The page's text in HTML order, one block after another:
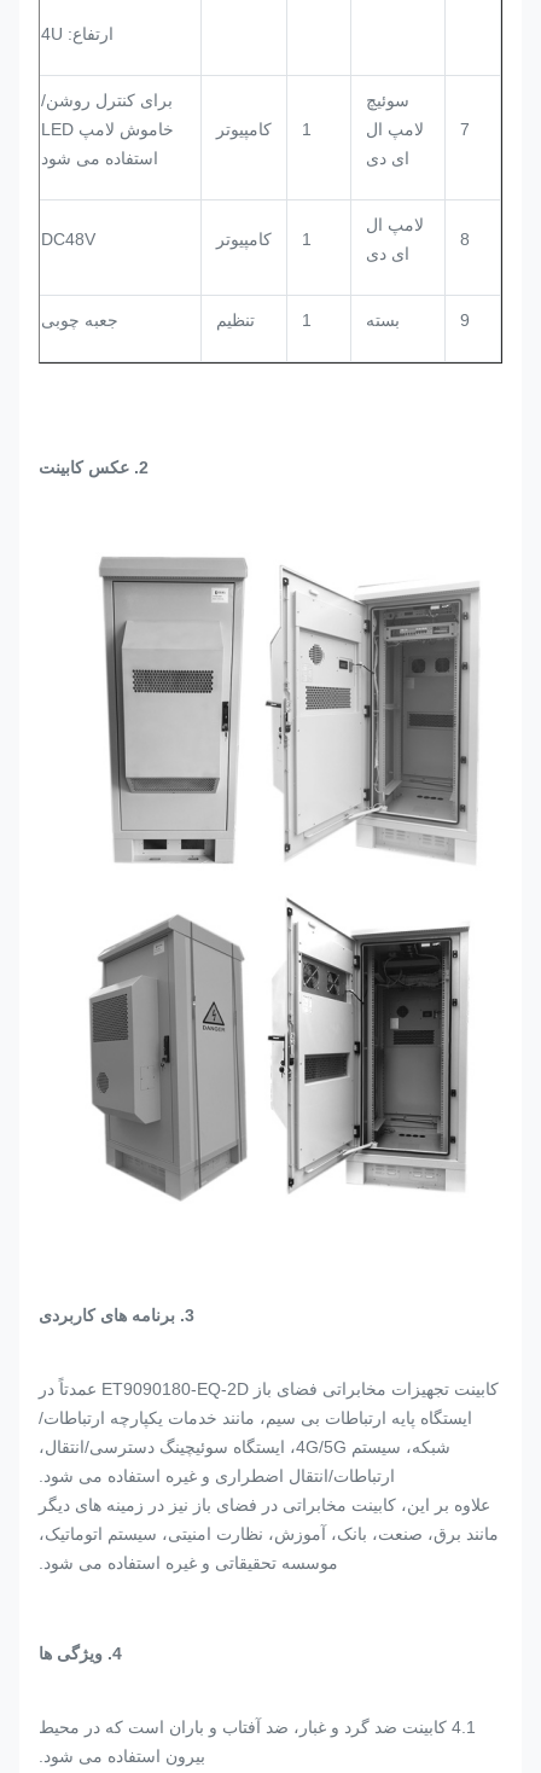
ارتفاع: 4U
7
سوئیچ
لامپ ال
ای دی
1 کامپیوتر
برای کنترل روشن/
خاموش لامپ LED
استفاده می شود
8
لامپ ال
ای دی
1 کامپیوتر DC48V
9 بسته 1 تنظیم جعبه چوبی
2. عکس کابینت
3. برنامه های کاربردی
کابینت تجهیزات مخابراتی فضای باز ET9090180-EQ-2D عمدتاً در
ایستگاه پایه ارتباطات بی سیم، مانند خدمات یکپارچه ارتباطات/
شبکه، سیستم 4G/5G، ایستگاه سوئیچینگ دسترسی/انتقال،
ارتباطات/انتقال اضطراری و غیره استفاده می شود.
علاوه بر این، کابینت مخابراتی در فضای باز نیز در زمینه های دیگر
مانند برق، صنعت، بانک، آموزش، نظارت امنیتی، سیستم اتوماتیک،
موسسه تحقیقاتی و غیره استفاده می شود.
4. ویژگی ها
4.1 کابینت ضد گرد و غبار، ضد آفتاب و باران است که در محیط
بیرون استفاده می شود.